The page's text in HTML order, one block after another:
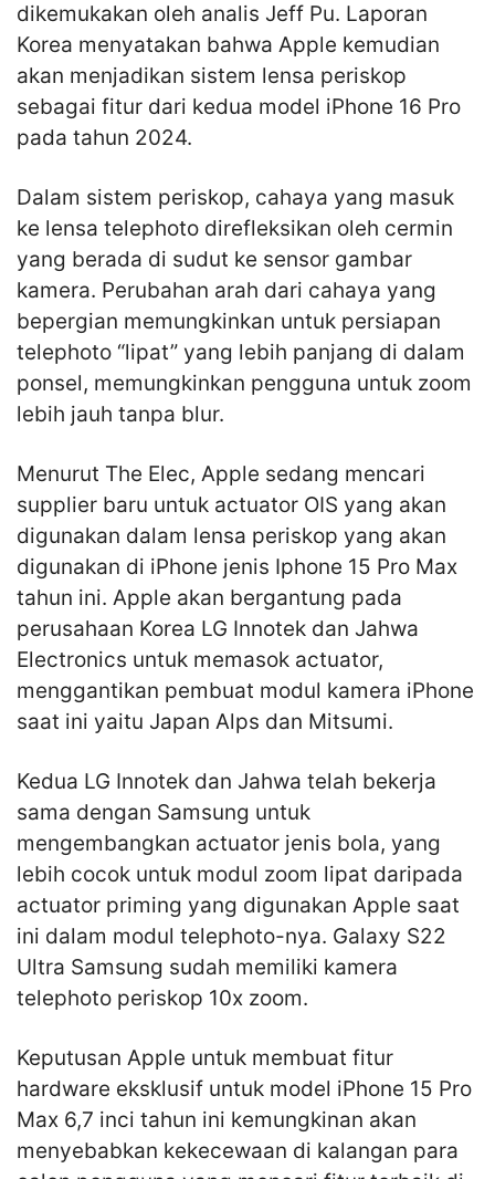
dikemukakan oleh analis Jeff Pu. Laporan
Korea menyatakan bahwa Apple kemudian
akan menjadikan sistem lensa periskop
sebagai fitur dari kedua model iPhone 16 Pro
pada tahun 2024.
Dalam sistem periskop, cahaya yang masuk
ke lensa telephoto direfleksikan oleh cermin
yang berada di sudut ke sensor gambar
kamera. Perubahan arah dari cahaya yang
bepergian memungkinkan untuk persiapan
telephoto “lipat” yang lebih panjang di dalam
ponsel, memungkinkan pengguna untuk zoom
lebih jauh tanpa blur.
Menurut The Elec, Apple sedang mencari
supplier baru untuk actuator OIS yang akan
digunakan dalam lensa periskop yang akan
digunakan di iPhone jenis Iphone 15 Pro Max
tahun ini. Apple akan bergantung pada
perusahaan Korea LG Innotek dan Jahwa
Electronics untuk memasok actuator,
menggantikan pembuat modul kamera iPhone
saat ini yaitu Japan Alps dan Mitsumi.
Kedua LG Innotek dan Jahwa telah bekerja
sama dengan Samsung untuk
mengembangkan actuator jenis bola, yang
lebih cocok untuk modul zoom lipat daripada
actuator priming yang digunakan Apple saat
ini dalam modul telephoto-nya. Galaxy S22
Ultra Samsung sudah memiliki kamera
telephoto periskop 10x zoom.
Keputusan Apple untuk membuat fitur
hardware eksklusif untuk model iPhone 15 Pro
Max 6,7 inci tahun ini kemungkinan akan
menyebabkan kekecewaan di kalangan para